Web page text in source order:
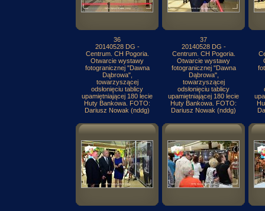
36
20140528 DG -
Centrum. CH Pogoria.
Otwarcie wystawy
fotogranicznej "Dawna
Dąbrowa",
towarzyszącej
odsłonięciu tablicy
upamiętniającej 180 lecie
Huty Bankowa. FOTO:
Dariusz Nowak (nddg)
37
20140528 DG -
Centrum. CH Pogoria.
Otwarcie wystawy
fotogranicznej "Dawna
Dąbrowa",
towarzyszącej
odsłonięciu tablicy
upamiętniającej 180 lecie
Huty Bankowa. FOTO:
Dariusz Nowak (nddg)